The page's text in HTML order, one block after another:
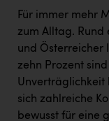
TGW Logistics
TRAILOMAT &
VERITAS
Für immer mehr
zum Alltag. Rund
und Österreicher
zehn Prozent
Unverträglichkeit
sich zahlreiche
bewusst für eine